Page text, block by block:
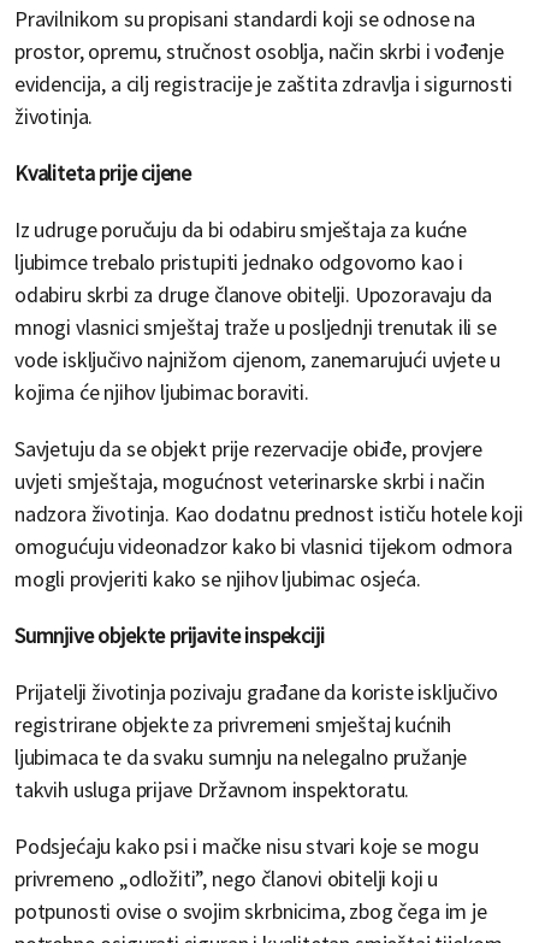
Pravilnikom su propisani standardi koji se odnose na
prostor, opremu, stručnost osoblja, način skrbi i vođenje
evidencija, a cilj registracije je zaštita zdravlja i sigurnosti
životinja.
Kvaliteta prije cijene
Iz udruge poručuju da bi odabiru smještaja za kućne
ljubimce trebalo pristupiti jednako odgovorno kao i
odabiru skrbi za druge članove obitelji. Upozoravaju da
mnogi vlasnici smještaj traže u posljednji trenutak ili se
vode isključivo najnižom cijenom, zanemarujući uvjete u
kojima će njihov ljubimac boraviti.
Savjetuju da se objekt prije rezervacije obiđe, provjere
uvjeti smještaja, mogućnost veterinarske skrbi i način
nadzora životinja. Kao dodatnu prednost ističu hotele koji
omogućuju videonadzor kako bi vlasnici tijekom odmora
mogli provjeriti kako se njihov ljubimac osjeća.
Sumnjive objekte prijavite inspekciji
Prijatelji životinja pozivaju građane da koriste isključivo
registrirane objekte za privremeni smještaj kućnih
ljubimaca te da svaku sumnju na nelegalno pružanje
takvih usluga prijave Državnom inspektoratu.
Podsjećaju kako psi i mačke nisu stvari koje se mogu
privremeno „odložiti”, nego članovi obitelji koji u
potpunosti ovise o svojim skrbnicima, zbog čega im je